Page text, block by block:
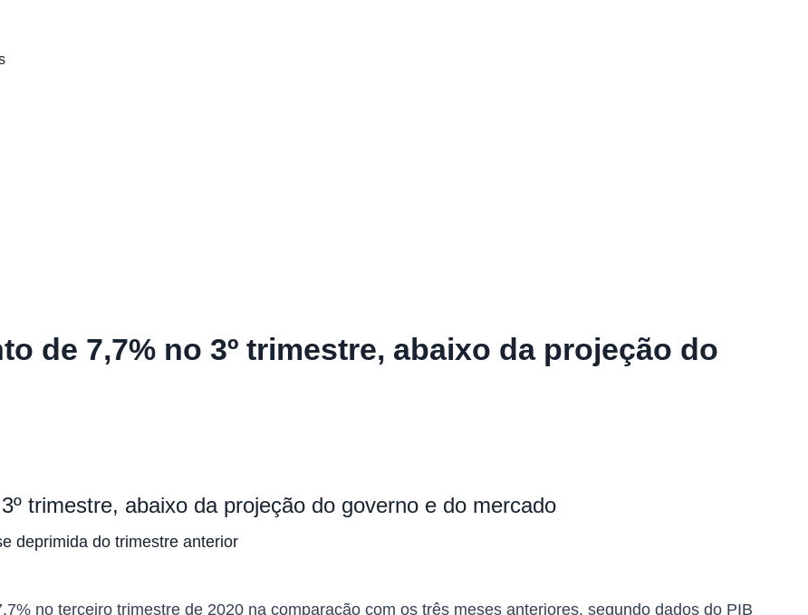
de 7,7% no 3º trimestre, abaixo da projeção do
trimestre, abaixo da projeção do governo e do mercado
deprimida do trimestre anterior
no terceiro trimestre de 2020 na comparação com os três meses anteriores, segundo dados do PIB